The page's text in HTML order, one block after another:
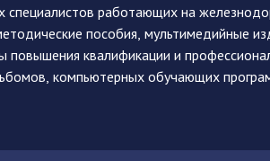
специалистов работающих на
пособия, мультимедийные
повышения квалификации и
компьютерных обучающих